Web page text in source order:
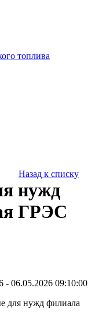
топлива
Назад к списку
нужд
ГРЭС
- 06.05.2026 09:10:00
для нужд филиала